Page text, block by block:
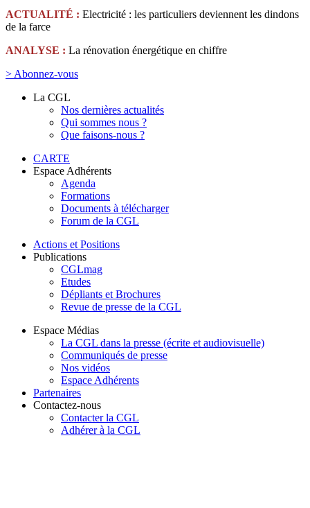
ACTUALITÉ : Electricité : les particuliers deviennent les dindons
de la farce
ANALYSE : La rénovation énergétique en chiffre
> Abonnez-vous
La CGL
Nos dernières actualités
Qui sommes nous ?
Que faisons-nous ?
CARTE
Espace Adhérents
Agenda
Formations
Documents à télécharger
Forum de la CGL
Actions et Positions
Publications
CGLmag
Etudes
Dépliants et Brochures
Revue de presse de la CGL
Espace Médias
La CGL dans la presse (écrite et audiovisuelle)
Communiqués de presse
Nos vidéos
Espace Adhérents
Partenaires
Contactez-nous
Contacter la CGL
Adhérer à la CGL